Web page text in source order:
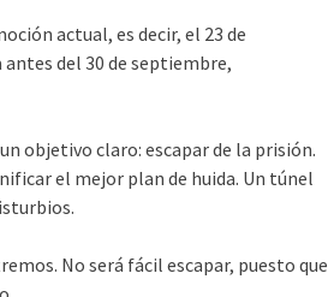
actual, es decir, el 23 de
del 30 de septiembre,
objetivo claro: escapar de la prisión.
el mejor plan de huida. Un túnel
No será fácil escapar, puesto que